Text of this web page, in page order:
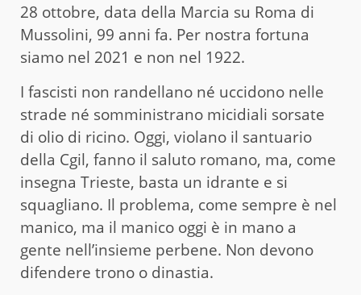
28 ottobre, data della Marcia su Roma di
Mussolini, 99 anni fa. Per nostra fortuna
siamo nel 2021 e non nel 1922.
I fascisti non randellano né uccidono nelle
strade né somministrano micidiali sorsate
di olio di ricino. Oggi, violano il santuario
della Cgil, fanno il saluto romano, ma, come
insegna Trieste, basta un idrante e si
squagliano. Il problema, come sempre è nel
manico, ma il manico oggi è in mano a
gente nell’insieme perbene. Non devono
difendere trono o dinastia.